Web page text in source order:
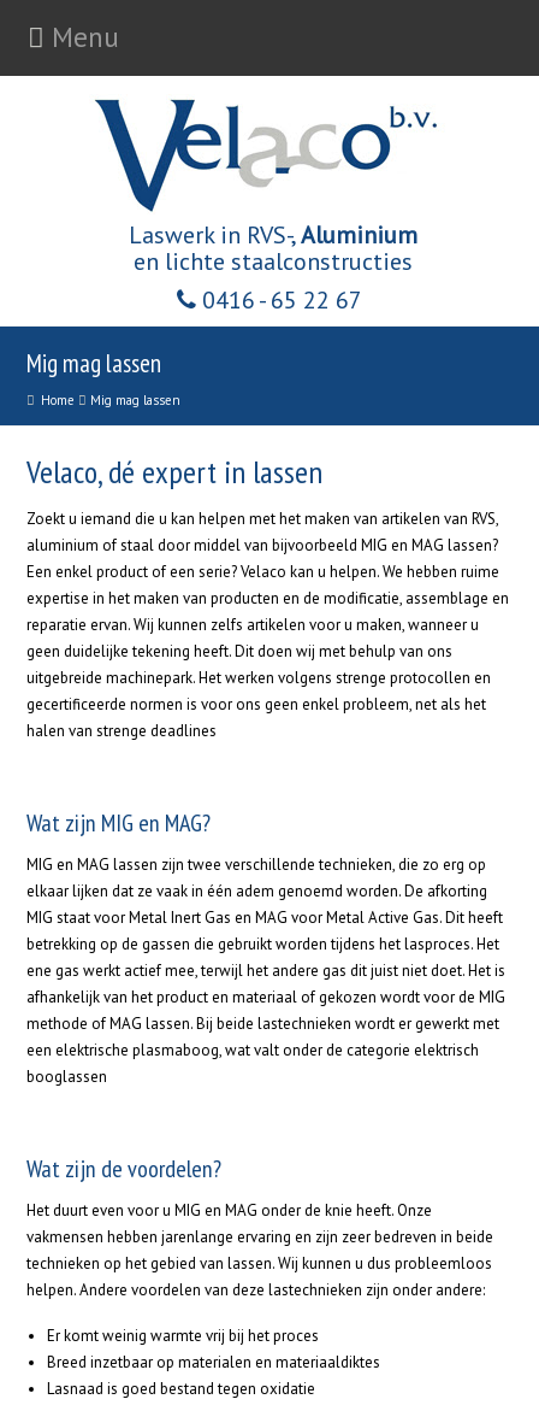
Menu
Laswerk in RVS-,Aluminium
en lichte staalconstructies
0416 - 65 22 67
Mig mag lassen
Home Mig mag lassen
Velaco, dé expert in lassen
Zoekt u iemand die u kan helpen met het maken van artikelen van RVS,
aluminium of staal door middel van bijvoorbeeld MIG en MAG lassen?
Een enkel product of een serie? Velaco kan u helpen. We hebben ruime
expertise in het maken van producten en de modificatie, assemblage en
reparatie ervan. Wij kunnen zelfs artikelen voor u maken, wanneer u
geen duidelijke tekening heeft. Dit doen wij met behulp van ons
uitgebreide machinepark. Het werken volgens strenge protocollen en
gecertificeerde normen is voor ons geen enkel probleem, net als het
halen van strenge deadlines
Wat zijn MIG en MAG?
MIG en MAG lassen zijn twee verschillende technieken, die zo erg op
elkaar lijken dat ze vaak in één adem genoemd worden. De afkorting
MIG staat voor Metal Inert Gas en MAG voor Metal Active Gas. Dit heeft
betrekking op de gassen die gebruikt worden tijdens het lasproces. Het
ene gas werkt actief mee, terwijl het andere gas dit juist niet doet. Het is
afhankelijk van het product en materiaal of gekozen wordt voor de MIG
methode of MAG lassen. Bij beide lastechnieken wordt er gewerkt met
een elektrische plasmaboog, wat valt onder de categorie elektrisch
booglassen
Wat zijn de voordelen?
Het duurt even voor u MIG en MAG onder de knie heeft. Onze
vakmensen hebben jarenlange ervaring en zijn zeer bedreven in beide
technieken op het gebied van lassen. Wij kunnen u dus probleemloos
helpen. Andere voordelen van deze lastechnieken zijn onder andere:
Er komt weinig warmte vrij bij het proces
Breed inzetbaar op materialen en materiaaldiktes
Lasnaad is goed bestand tegen oxidatie